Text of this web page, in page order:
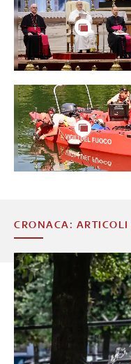
CRONACA: ARTICOLI